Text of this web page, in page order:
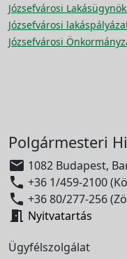
Józsefvárosi
Józsefvárosi
Józsefvárosi
Polgármesteri
 1082 Budapest,
 +36 1/459-2100
 +36 80/277-256
 Nyitvatartás
Ügyfélszolgálat